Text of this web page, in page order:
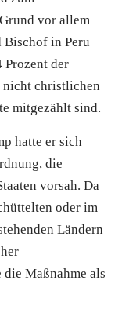
vor allem
Bischof in Peru
Prozent der
nicht christlichen
mitgezählt sind.
hatte er sich
die
vorsah. Da
oder im
Ländern
Maßnahme als